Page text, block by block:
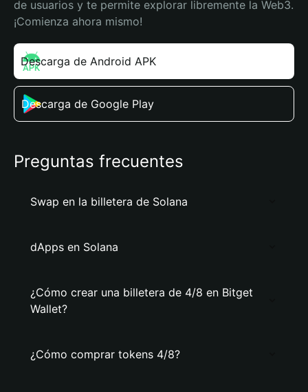
de usuarios y te permite explorar libremente la Web3.
¡Comienza ahora mismo!
Descarga de Android APK
Descarga de Google Play
Preguntas frecuentes
Swap en la billetera de Solana
dApps en Solana
¿Cómo crear una billetera de 4/8 en Bitget
Wallet?
¿Cómo comprar tokens 4/8?